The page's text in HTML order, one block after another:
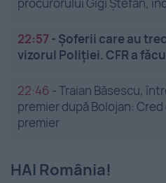
22:57 - Șoferii care au
vizorul Poliției. CFR a
22:46 -Traian Băsescu,
premier după Bolojan: Cred
premier
HAI România!